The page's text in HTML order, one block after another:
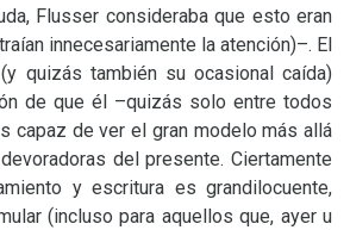
Flusser consideraba que esto eran
innecesariamente la atención)–. El
quizás también su ocasional caída)
de que él –quizás solo entre todos
capaz de ver el gran modelo más allá
del presente. Ciertamente
y escritura es grandilocuente,
(incluso para aquellos que, ayer u